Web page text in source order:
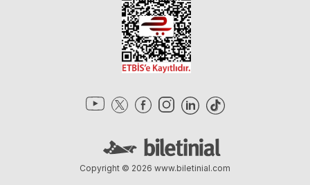
Copyright © 2026 www.biletinial.com